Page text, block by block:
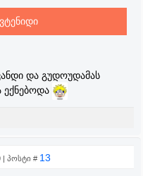
და გუდოუდამას
ექნებოდა
| პოსტი # 13